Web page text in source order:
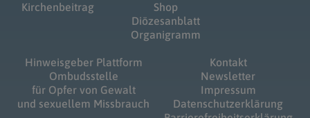
Kirchenbeitrag
Shop
Diözesanblatt
Organigramm
Hinweisgeber Plattform
Ombudsstelle
für Opfer von Gewalt
und sexuellem Missbrauch
Kontakt
Newsletter
Impressum
Datenschutzerklärung